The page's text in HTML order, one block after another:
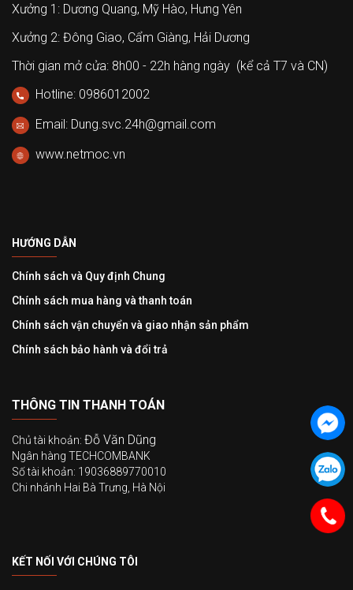
Xưởng 1: Dương Quang, Mỹ Hào, Hưng Yên
Xưởng 2: Đông Giao, Cẩm Giàng, Hải Dương
Thời gian mở cửa: 8h00 - 22h hàng ngày (kể cả T7 và CN)
Hotline: 0986012002
Email: Dung.svc.24h@gmail.com
www.netmoc.vn
HƯỚNG DẪN
Chính sách và Quy định Chung
Chính sách mua hàng và thanh toán
Chính sách vận chuyển và giao nhận sản phẩm
Chính sách bảo hành và đổi trả
THÔNG TIN THANH TOÁN
Chủ tài khoản: Đỗ Văn Dũng
Ngân hàng TECHCOMBANK
Số tài khoản: 19036889770010
Chi nhánh Hai Bà Trưng, Hà Nội
KẾT NỐI VỚI CHÚNG TÔI